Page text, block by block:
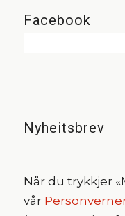
Facebook
Nyheitsbrev
Når du trykkjer
vår